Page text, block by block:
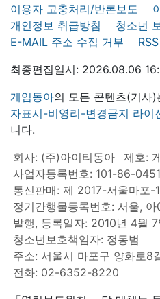
이용자 고충처리/반론보도
개인정보 취급방침
청소년
E-MAIL 주소 수집 거부
RSS
최종편집일시: 2026.08.06
게임동아의 모든 콘텐츠(기사)
자표시-비영리-변경금지 라이
니다.
회사: (주)아이티동아
제호:
사업자등록번호: 101-86-
통신판매: 제 2017-서울마포-
정기간행물등록번호: 서울,
발행, 등록일자: 2010년 4월 7
청소년보호책임자: 정동범
주소: 서울시 마포구 양화로
전화: 02-6352-8220